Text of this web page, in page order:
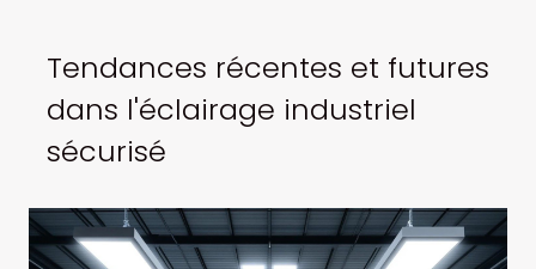
Tendances récentes et futures
dans l'éclairage industriel
sécurisé